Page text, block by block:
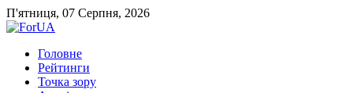
П'ятниця, 07 Серпня, 2026
Головне
Рейтинги
Точка зору